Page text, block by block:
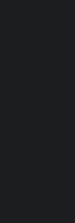
(finska:
40×50 cm,